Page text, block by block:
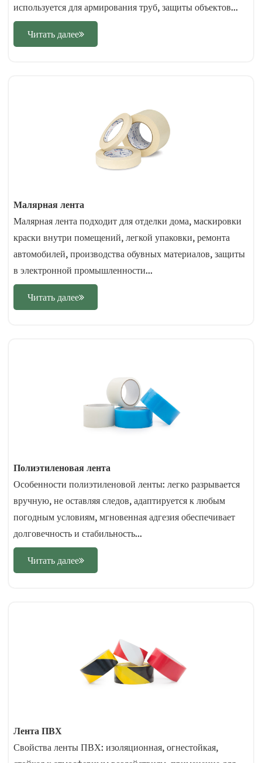
используется для армирования труб, защиты объектов...
Читать далее
Малярная лента
Малярная лента подходит для отделки дома, маскировки
краски внутри помещений, легкой упаковки, ремонта
автомобилей, производства обувных материалов, защиты
в электронной промышленности...
Читать далее
Полиэтиленовая лента
Особенности полиэтиленовой ленты: легко разрывается
вручную, не оставляя следов, адаптируется к любым
погодным условиям, мгновенная адгезия обеспечивает
долговечность и стабильность...
Читать далее
Лента ПВХ
Свойства ленты ПВХ: изоляционная, огнестойкая,